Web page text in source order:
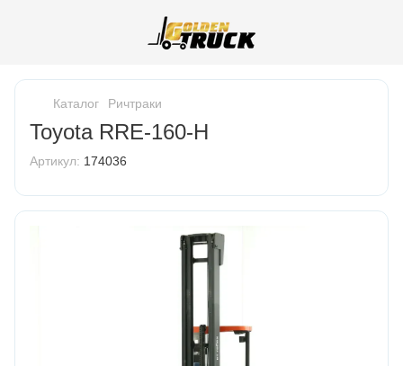
Каталог Ричтраки
Toyota RRE-160-H
Артикул: 174036